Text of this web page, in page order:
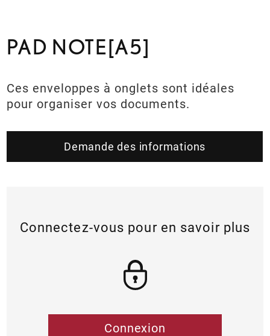
PAD NOTE[A5]
Ces enveloppes à onglets sont idéales
pour organiser vos documents.
Demande des informations
Connectez-vous pour en savoir plus
Connexion